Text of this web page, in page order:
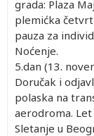
grada: Plaza
plemićka četvrt
pauza za
Noćenje.
5.dan (13.
Doručak i
polaska na
aerodroma. Let
Sletanje u